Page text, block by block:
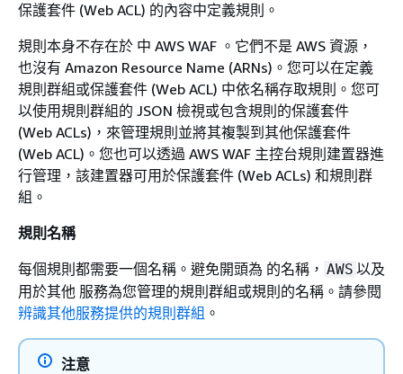
保護套件 (Web ACL) 的內容中定義規則。
規則本身不存在於 中 AWS WAF 。它們不是 AWS 資源，
也沒有 Amazon Resource Name (ARNs)。您可以在定義
規則群組或保護套件 (Web ACL) 中依名稱存取規則。您可
以使用規則群組的 JSON 檢視或包含規則的保護套件
(Web ACLs)，來管理規則並將其複製到其他保護套件
(Web ACL)。您也可以透過 AWS WAF 主控台規則建置器進
行管理，該建置器可用於保護套件 (Web ACLs) 和規則群
組。
規則名稱
每個規則都需要一個名稱。避免開頭為 的名稱， AWS 以及
用於其他 服務為您管理的規則群組或規則的名稱。請參閱
辨識其他服務提供的規則群組 。
注意